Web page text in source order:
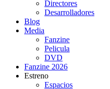
Directores
Desarrolladores
Blog
Media
Fanzine
Pelicula
DVD
Fanzine 2026
Estreno
Espacios